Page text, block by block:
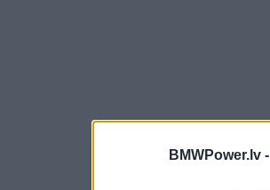
BMWPower.lv -